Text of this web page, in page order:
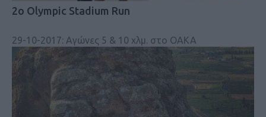
2ο Olympic Stadium Run
29-10-2017: Αγώνες 5 & 10 χλμ. στο ΟΑΚΑ